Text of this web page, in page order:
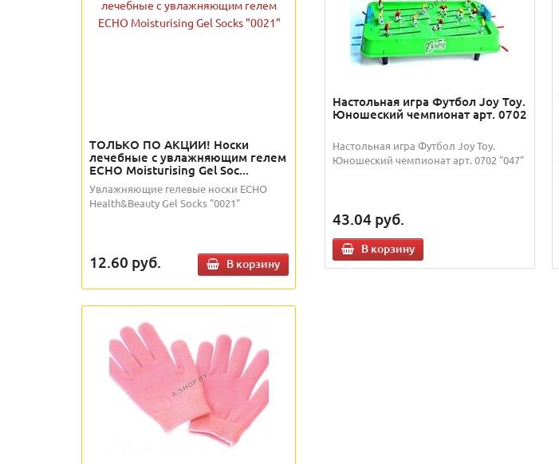
ТОЛЬКО ПО АКЦИИ! Носки
лечебные с увлажняющим гелем
ECHO Moisturising Gel Soc...
Увлажняющие гелевые носки ECHO
Health&Beauty Gel Socks "0021"
12.60 руб. В корзину
Настольная игра Футбол Joy Toy.
Юношеский чемпионат арт. 0702
Настольная игра Футбол Joy Toy.
Юношеский чемпионат арт. 0702 "047"
43.04 руб.
В корзину